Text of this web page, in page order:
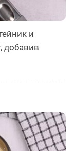
и
добавив